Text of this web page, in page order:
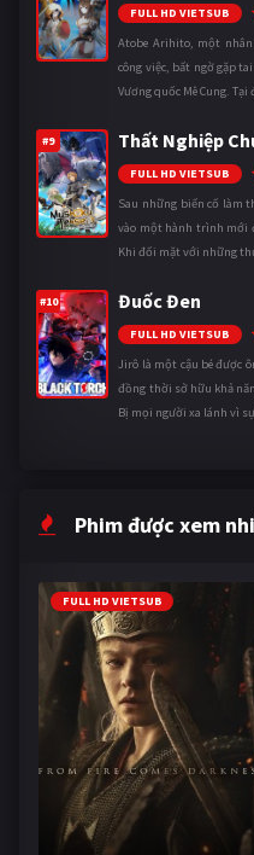
FULL HD VIETSUB
Atobe Arihito, một
công việc, bất ngờ gặp
Vương quốc Mê Cung.
#9 Thất Nghiệp
FULL HD VIETSUB
Sau những biến cố làm
vào một hành trình mới
Khi đối mặt với những
#10 Đuốc Đen
FULL HD VIETSUB
Jirô là một cậu bé được
đồng thời sở hữu khả
Bị mọi người xa lánh vì
Phim được xem
FULL HD VIETSUB